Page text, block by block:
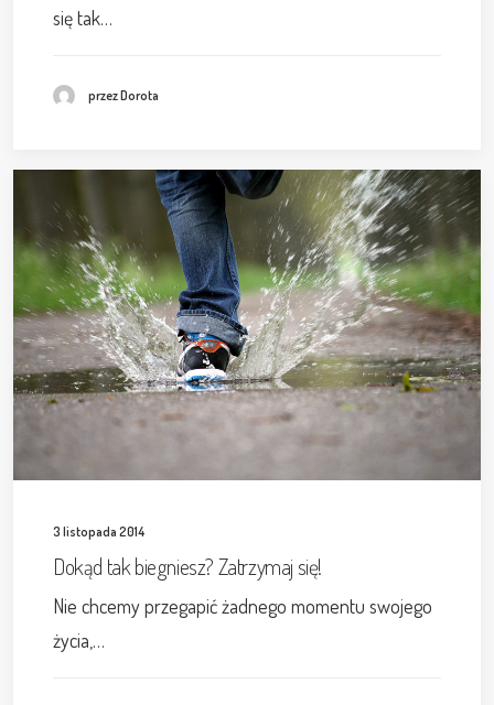
się tak…
przez Dorota
3 listopada 2014
Dokąd tak biegniesz? Zatrzymaj się!
Nie chcemy przegapić żadnego momentu swojego
życia,…